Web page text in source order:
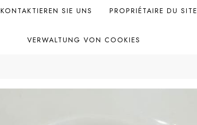
KONTAKTIEREN SIE UNS PROPRIÉTAIRE DU SITE
VERWALTUNG VON COOKIES